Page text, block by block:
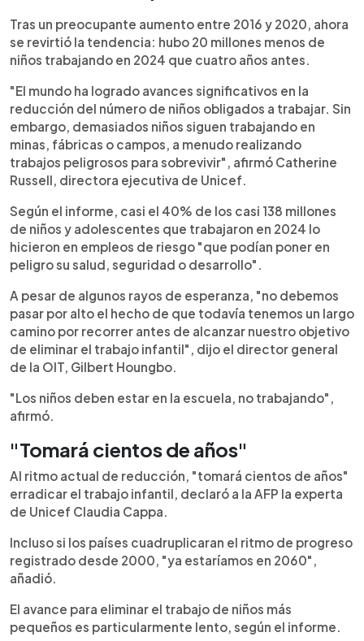
Tras un preocupante aumento entre 2016 y 2020, ahora
se revirtió la tendencia: hubo 20 millones menos de
niños trabajando en 2024 que cuatro años antes.
"El mundo ha logrado avances significativos en la
reducción del número de niños obligados a trabajar. Sin
embargo, demasiados niños siguen trabajando en
minas, fábricas o campos, a menudo realizando
trabajos peligrosos para sobrevivir", afirmó Catherine
Russell, directora ejecutiva de Unicef.
Según el informe, casi el 40% de los casi 138 millones
de niños y adolescentes que trabajaron en 2024 lo
hicieron en empleos de riesgo "que podían poner en
peligro su salud, seguridad o desarrollo".
A pesar de algunos rayos de esperanza, "no debemos
pasar por alto el hecho de que todavía tenemos un largo
camino por recorrer antes de alcanzar nuestro objetivo
de eliminar el trabajo infantil", dijo el director general
de la OIT, Gilbert Houngbo.
"Los niños deben estar en la escuela, no trabajando",
afirmó.
"Tomará cientos de años"
Al ritmo actual de reducción, "tomará cientos de años"
erradicar el trabajo infantil, declaró a la AFP la experta
de Unicef Claudia Cappa.
Incluso si los países cuadruplicaran el ritmo de progreso
registrado desde 2000, "ya estaríamos en 2060",
añadió.
El avance para eliminar el trabajo de niños más
pequeños es particularmente lento, según el informe.